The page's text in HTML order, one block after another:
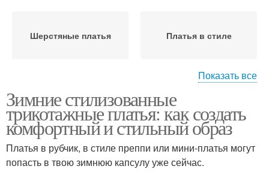
Шерстяные платья Платья в стиле
Платья для зимы Трикотажное платье
Платье для зимы
Образа с трикотажным
Показать все
Зимние стилизованные
трикотажные платья: как создать
комфортный и стильный образ
Платья в рубчик, в стиле преппи или мини-платья могут
попасть в твою зимнюю капсулу уже сейчас.